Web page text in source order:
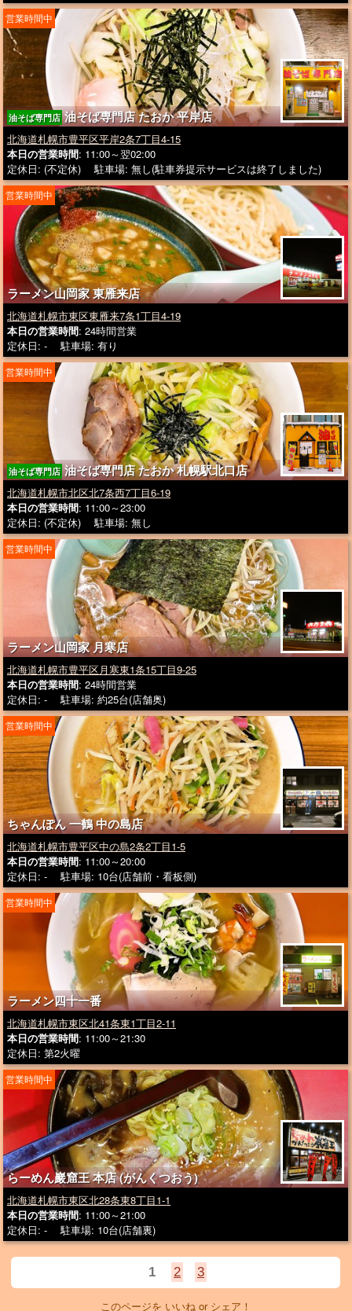
油そば専門店 油そば専門店 たおか 平岸店
営業時間中
北海道札幌市豊平区平岸2条7丁目4-15
本日の営業時間: 11:00～翌02:00
定休日: (不定休) 駐車場: 無し(駐車券提示サービスは終了しました)
ラーメン山岡家 東雁来店
営業時間中
北海道札幌市東区東雁来7条1丁目4-19
本日の営業時間: 24時間営業
定休日: - 駐車場: 有り
油そば専門店 油そば専門店 たおか 札幌駅北口店
営業時間中
北海道札幌市北区北7条西7丁目6-19
本日の営業時間: 11:00～23:00
定休日: (不定休) 駐車場: 無し
ラーメン山岡家 月寒店
営業時間中
北海道札幌市豊平区月寒東1条15丁目9-25
本日の営業時間: 24時間営業
定休日: - 駐車場: 約25台(店舗奥)
ちゃんぽん 一鶴 中の島店
営業時間中
北海道札幌市豊平区中の島2条2丁目1-5
本日の営業時間: 11:00～20:00
定休日: - 駐車場: 10台(店舗前・看板側)
ラーメン四十一番
営業時間中
北海道札幌市東区北41条東1丁目2-11
本日の営業時間: 11:00～21:30
定休日: 第2火曜
らーめん巖窟王 本店 (がんくつおう)
営業時間中
北海道札幌市東区北28条東8丁目1-1
本日の営業時間: 11:00～21:00
定休日: - 駐車場: 10台(店舗裏)
1 2 3
このページを いいね or シェア！